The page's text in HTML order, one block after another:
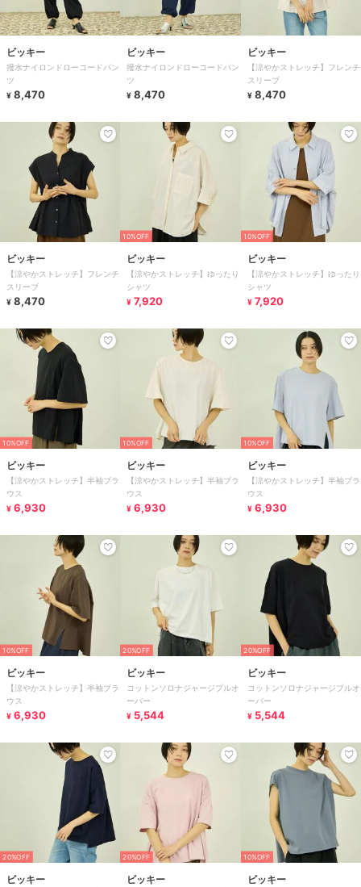
ビッキー
撥水ナイロンドローコードパン
ツ
¥ 8,470
ビッキー
撥水ナイロンドローコードパン
ツ
¥ 8,470
ビッキー
【涼やかストレッチ】フレンチ
スリーブ
¥ 8,470
ビッキー
【涼やかストレッチ】フレンチ
スリーブ
¥ 8,470
10%OFF
ビッキー
【涼やかストレッチ】ゆったり
シャツ
¥ 7,920
10%OFF
ビッキー
【涼やかストレッチ】ゆったり
シャツ
¥ 7,920
10%OFF
ビッキー
【涼やかストレッチ】半袖ブラ
ウス
¥ 6,930
10%OFF
ビッキー
【涼やかストレッチ】半袖ブラ
ウス
¥ 6,930
10%OFF
ビッキー
【涼やかストレッチ】半袖ブラ
ウス
¥ 6,930
10%OFF
ビッキー
【涼やかストレッチ】半袖ブラ
ウス
¥ 6,930
20%OFF
ビッキー
コットンソロナジャージプルオ
ーバー
¥ 5,544
20%OFF
ビッキー
コットンソロナジャージプルオ
ーバー
¥ 5,544
20%OFF
ビッキー
20%OFF
ビッキー
10%OFF
ビッキー